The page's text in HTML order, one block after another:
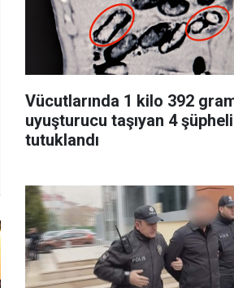
Vücutlarında 1 kilo 392
uyuşturucu taşıyan 4 şüpheli
tutuklandı